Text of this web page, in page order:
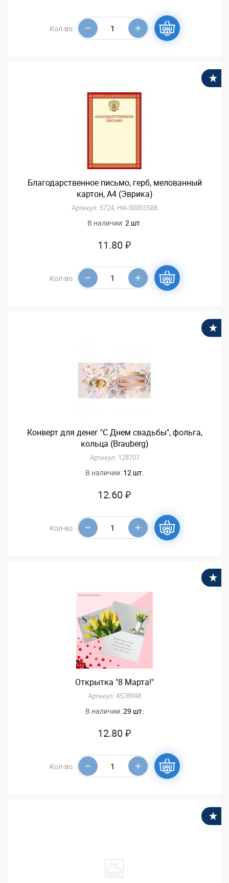
Кол-во:
Благодарственное письмо, герб, мелованный
картон, А4 (Эврика)
Артикул: 5724, НФ-00003588
В наличии:2 шт.
11.80 ₽
Кол-во:
Конверт для денег "С Днем свадьбы", фольга,
кольца (Brauberg)
Артикул: 128707
В наличии: 12 шт.
12.60 ₽
Кол-во:
Открытка "8 Марта!"
Артикул: 4578998
В наличии:29 шт.
12.80 ₽
Кол-во: